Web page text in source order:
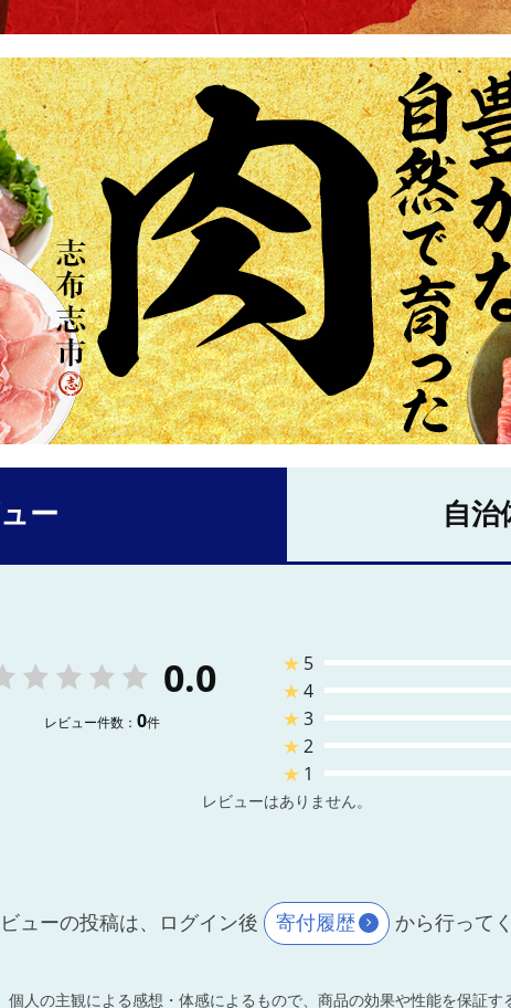
ー 自治
0.0
レビュー件数： 0件
★ 5
★4
★3
★2
★ 1
レビューはありません。
ューの投稿は、ログイン後 寄付履歴 から行って
人の主観による感想・体感によるもので、商品の効果や性能を保証す